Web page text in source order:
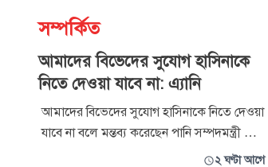
সম্পর্কিত
আমাদের বিভেদের সুযোগ হাসিনাকে
নিতে দেওয়া যাবে না: এ্যানি
আমাদের বিভেদের সুযোগ হাসিনাকে নিতে দেওয়া
যাবে না বলে মন্তব্য করেছেন পানি সম্পদমন্ত্রী মো.
শহীদউদ্দীন চৌধুরী এ্যানি। বৃহস্পতিবার (৬২ ঘণ্টা আগে